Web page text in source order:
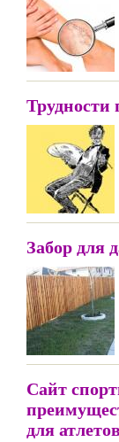
Трудности
Забор для
Сайт
для